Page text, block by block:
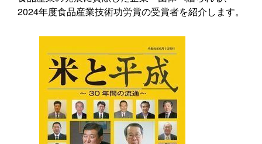
2024年度食品産業技術功労賞の受賞者を紹介します。